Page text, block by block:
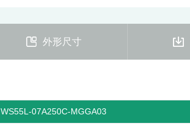
外形尺寸
WS55L-07A250C-MGGA03